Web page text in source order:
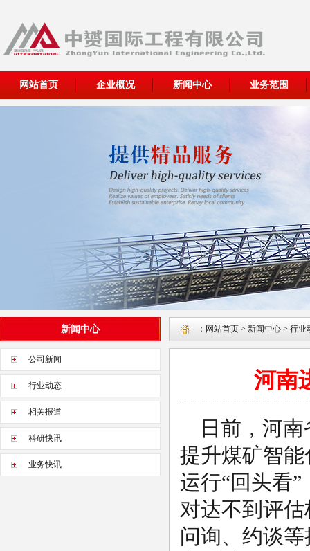
网站首页 企业概况 新闻中心 业务范围
新闻中心
公司新闻
行业动态
相关报道
科研快讯
业务快讯
： 网站首页 > 新闻中心 > 行业
河南
日前，河
提升煤矿智
运行“回头看
对达不到评
问询、约谈